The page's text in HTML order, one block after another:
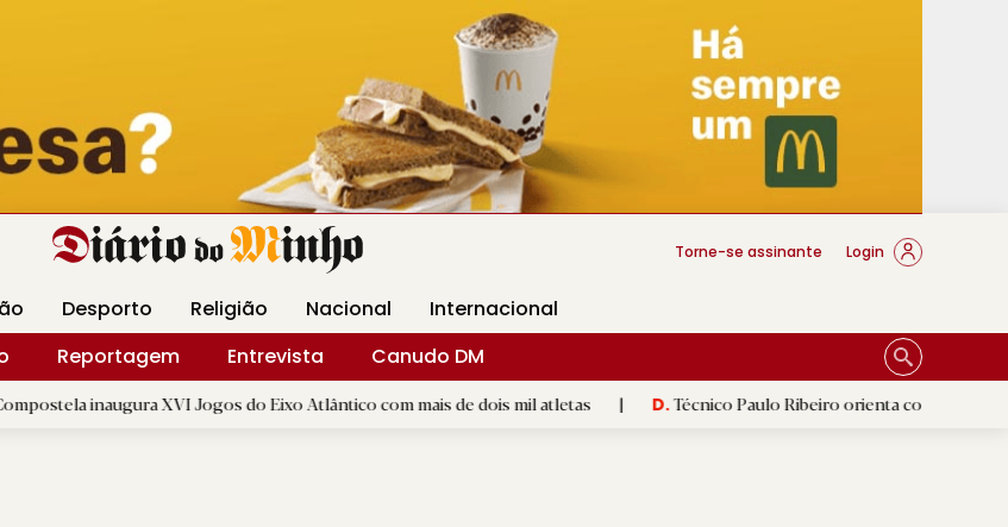
Minha Gráfica DM Livraria DM Arquidiocese Braga
Torne-se assinante Login
Desporto Religião Nacional
Internacional
Reportagem Entrevista
Canudo DM
XVI Jogos do Eixo Atlântico com mais de dois mil atletas | D.Técnico Paulo Ribeiro orienta conquistadoras